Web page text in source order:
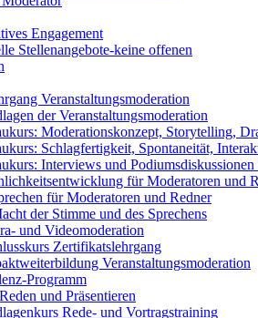
Engagement
Stellenangebote-keine offenen
Veranstaltungsmoderation
der Veranstaltungsmoderation
Moderationskonzept, Storytelling,
Schlagfertigkeit, Spontaneität,
Interviews und Podiumsdiskussionen
für Moderatoren und
für Moderatoren und Redner
der Stimme und des Sprechens
und Videomoderation
Zertifikatslehrgang
Veranstaltungsmoderation
Programm
und Präsentieren
Rede- und Vortragstraining